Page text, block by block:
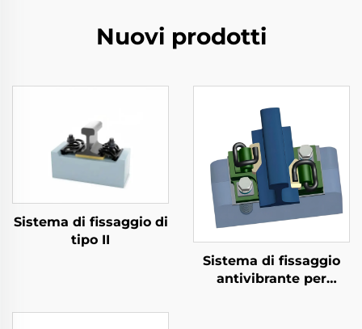
Nuovi prodotti
Sistema di fissaggio di
tipo II
Sistema di fissaggio
antivibrante per